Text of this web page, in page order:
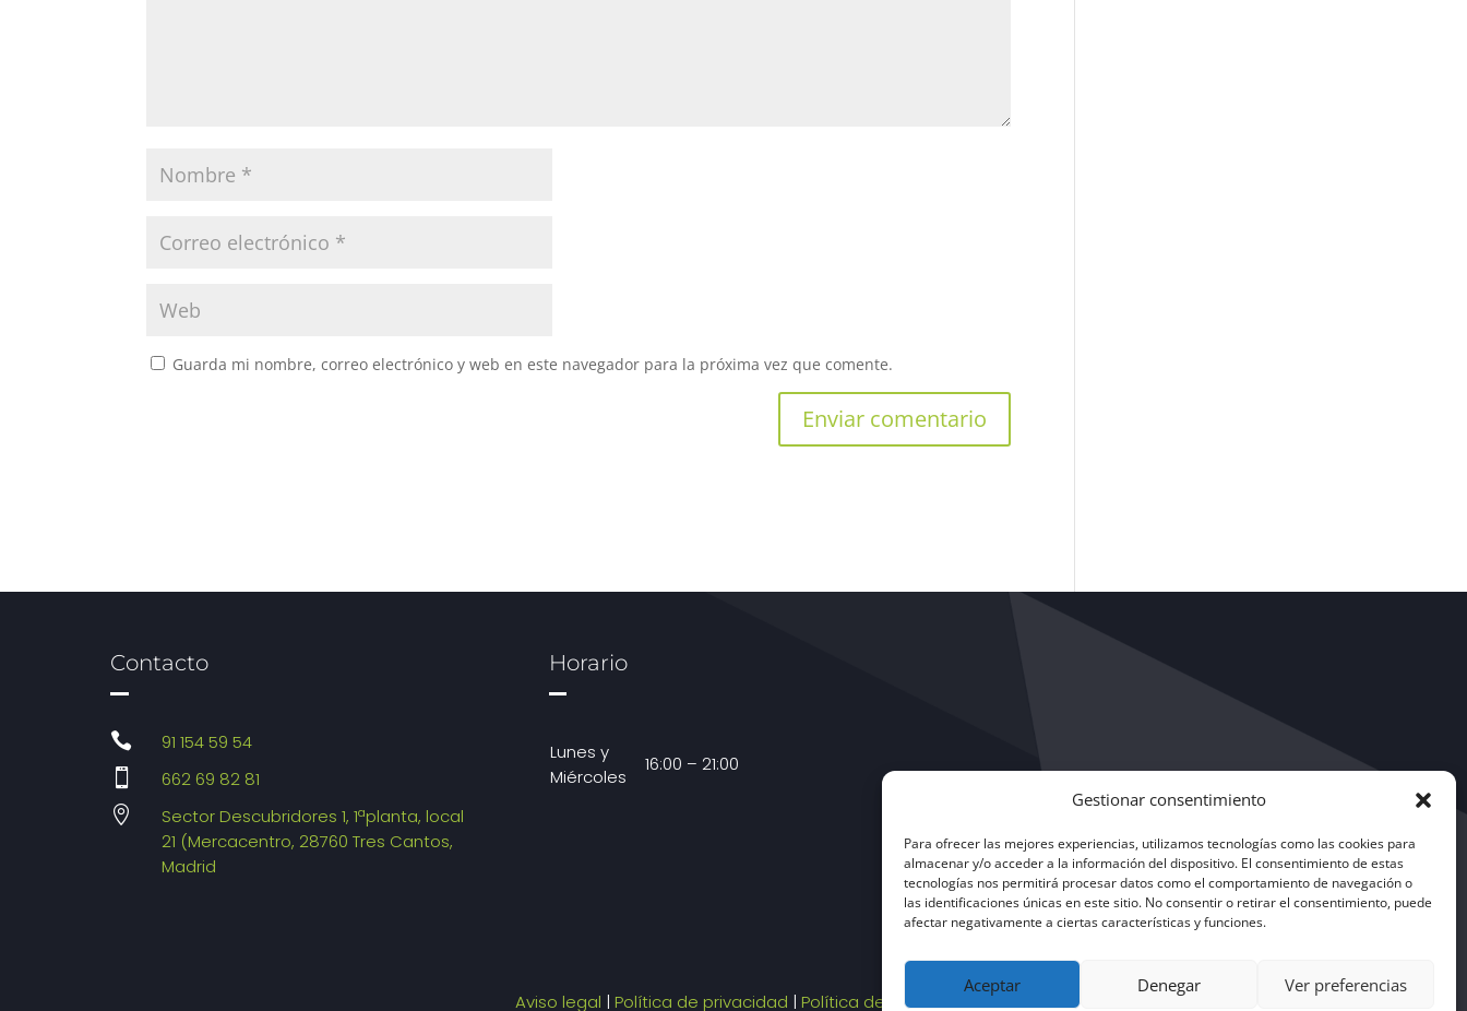
Gestionar consentimiento
Para ofrecer las mejores experiencias, utilizamos tecnologías como las cookies para
almacenar y/o acceder a la información del dispositivo. El consentimiento de estas
tecnologías nos permitirá procesar datos como el comportamiento de navegación o
las identificaciones únicas en este sitio. No consentir o retirar el consentimiento, puede
afectar negativamente a ciertas características y funciones.
Aceptar Denegar Ver preferencias
Guarda mi nombre, correo electrónico y web en este navegador para la próxima vez que comente.
Contacto
 91 154 59 54
 662 69 82 81

Sector Descubridores 1, 1ªplanta, local
21 (Mercacentro, 28760 Tres Cantos,
Madrid
Horario
Lunes y
Miércoles
16:00 – 21:00
Aviso legal | Política de privacidad | Política de cookies